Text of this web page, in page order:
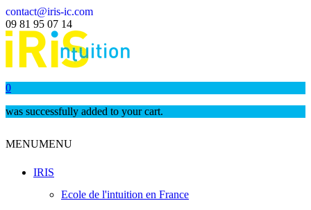
contact@iris-ic.com
09 81 95 07 14
0
was successfully added to your cart.
MENUMENU
IRIS
Ecole de l'intuition en France